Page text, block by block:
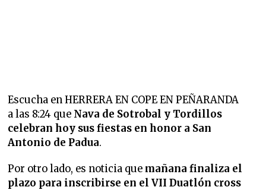
Escucha en HERRERA EN COPE EN PEÑARANDA
a las 8:24 que Nava de Sotrobal y Tordillos
celebran hoy sus fiestas en honor a San
Antonio de Padua.
Por otro lado, es noticia que mañana finaliza el
plazo para inscribirse en el VII Duatlón cross